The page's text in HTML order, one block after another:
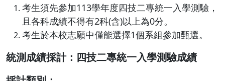
考生須先參加113學年度四技二專統一入學測驗，
且各科成績不得有2科(含)以上為0分。
考生於本校志願中僅能選擇1個系組參加甄選。
統測成績採計：四技二專統一入學測驗成績